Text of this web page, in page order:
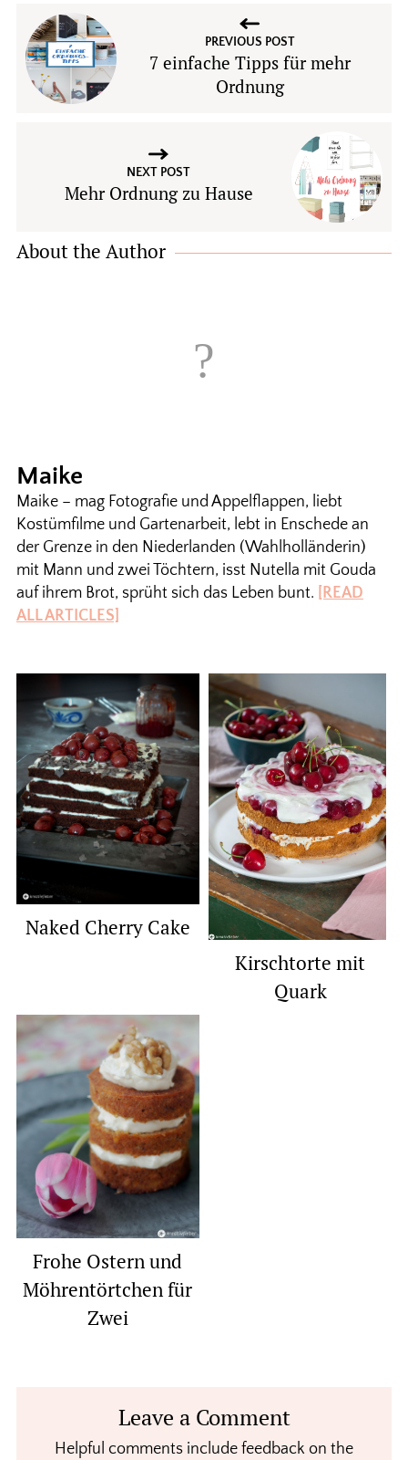
PREVIOUS POST
7 einfache Tipps für mehr
Ordnung
NEXT POST
Mehr Ordnung zu Hause
About the Author
Maike
Maike – mag Fotografie und Appelflappen, liebt
Kostümfilme und Gartenarbeit, lebt in Enschede an
der Grenze in den Niederlanden (Wahlholländerin)
mit Mann und zwei Töchtern, isst Nutella mit Gouda
auf ihrem Brot, sprüht sich das Leben bunt. [READ
ALL ARTICLES]
Naked Cherry Cake
Kirschtorte mit
Quark
Frohe Ostern und
Möhrentörtchen für
Zwei
InteractionsLeave a Comment
Helpful comments include feedback on the